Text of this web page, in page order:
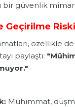
güvenlik
Geçirilme
özellikle de
paylaştı:
Mühimmat,